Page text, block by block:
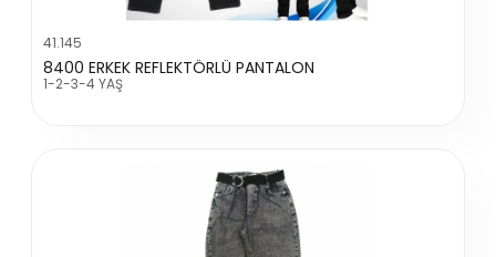
41.145
8400 ERKEK REFLEKTÖRLÜ PANTALON
1-2-3-4 YAŞ